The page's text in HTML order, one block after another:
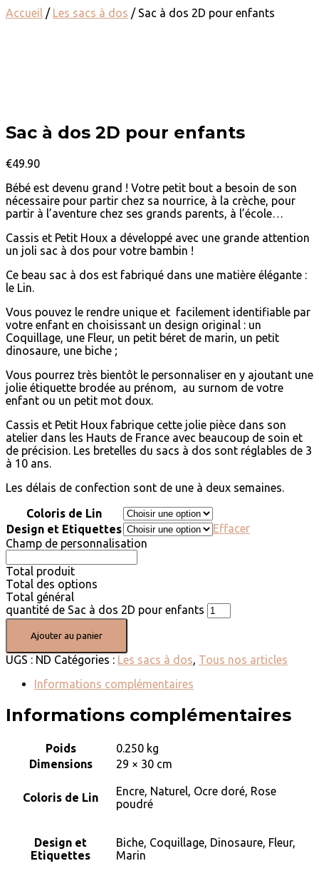
Accueil / Les sacs à dos / Sac à dos 2D pour enfants
Sac à dos 2D pour enfants
€49.90
Bébé est devenu grand ! Votre petit bout a besoin de son
nécessaire pour partir chez sa nourrice, à la crèche, pour
partir à l’aventure chez ses grands parents, à l’école…
Cassis et Petit Houx a développé avec une grande attention
un joli sac à dos pour votre bambin !
Ce beau sac à dos est fabriqué dans une matière élégante :
le Lin.
Vous pouvez le rendre unique et facilement identifiable par
votre enfant en choisissant un design original : un
Coquillage, une Fleur, un petit béret de marin, un petit
dinosaure, une biche ;
Vous pourrez très bientôt le personnaliser en y ajoutant une
jolie étiquette brodée au prénom, au surnom de votre
enfant ou un petit mot doux.
Cassis et Petit Houx fabrique cette jolie pièce dans son
atelier dans les Hauts de France avec beaucoup de soin et
de précision. Les bretelles du sacs à dos sont réglables de 3
à 10 ans.
Les délais de confection sont de une à deux semaines.
Coloris de Lin
Design et Etiquettes
Effacer
Champ de personnalisation
Total produit
Total des options
Total général
quantité de Sac à dos 2D pour enfants
Ajouter au panier
UGS : ND Catégories : Les sacs à dos, Tous nos articles
Informations complémentaires
Informations complémentaires
Poids
0.250 kg
Dimensions
29 × 30 cm
Coloris de Lin
Encre, Naturel, Ocre doré, Rose
poudré
Design et
Etiquettes
Biche, Coquillage, Dinosaure, Fleur,
Marin